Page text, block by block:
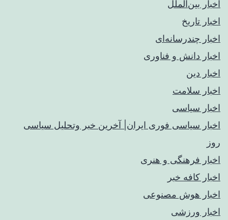
اخبار بین‌الملل
اخبار تاریخ
اخبار چندرسانه‌ای
اخبار دانش و فناوری
اخبار دین
اخبار سلامت
اخبار سیاسی
اخبار سیاسی فوری ایران| آخرین خبر وتحلیل سیاسی
روز
اخبار فرهنگی و هنری
اخبار کافه خبر
اخبار هوش مصنوعی
اخبار ورزشی